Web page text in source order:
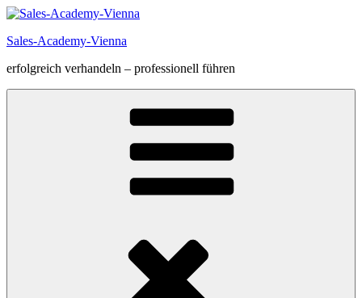
Zum
springen
Sales-Academy-Vienna
erfolgreich verhandeln – professionell führen